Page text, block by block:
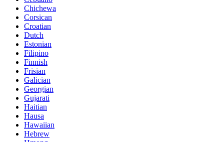
Chichewa
Corsican
Croatian
Dutch
Estonian
Filipino
Finnish
Frisian
Galician
Georgian
Gujarati
Haitian
Hausa
Hawaiian
Hebrew